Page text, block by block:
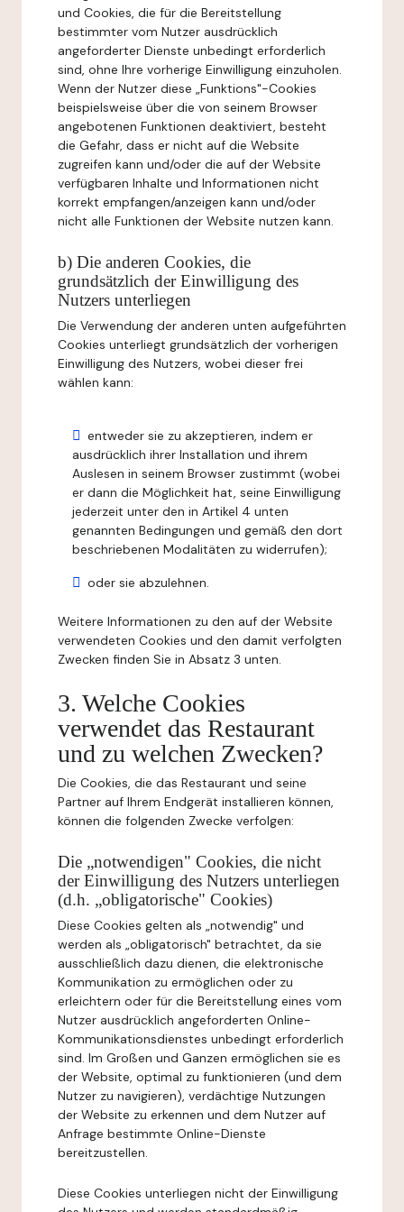
und Cookies, die für die Bereitstellung
bestimmter vom Nutzer ausdrücklich
angeforderter Dienste unbedingt erforderlich
sind, ohne Ihre vorherige Einwilligung einzuholen.
Wenn der Nutzer diese „Funktions"-Cookies
beispielsweise über die von seinem Browser
angebotenen Funktionen deaktiviert, besteht
die Gefahr, dass er nicht auf die Website
zugreifen kann und/oder die auf der Website
verfügbaren Inhalte und Informationen nicht
korrekt empfangen/anzeigen kann und/oder
nicht alle Funktionen der Website nutzen kann.
b) Die anderen Cookies, die
grundsätzlich der Einwilligung des
Nutzers unterliegen
Die Verwendung der anderen unten aufgeführten
Cookies unterliegt grundsätzlich der vorherigen
Einwilligung des Nutzers, wobei dieser frei
wählen kann:
entweder sie zu akzeptieren, indem er
ausdrücklich ihrer Installation und ihrem
Auslesen in seinem Browser zustimmt (wobei
er dann die Möglichkeit hat, seine Einwilligung
jederzeit unter den in Artikel 4 unten
genannten Bedingungen und gemäß den dort
beschriebenen Modalitäten zu widerrufen);
oder sie abzulehnen.
Weitere Informationen zu den auf der Website
verwendeten Cookies und den damit verfolgten
Zwecken finden Sie in Absatz 3 unten.
3. Welche Cookies
verwendet das Restaurant
und zu welchen Zwecken?
Die Cookies, die das Restaurant und seine
Partner auf Ihrem Endgerät installieren können,
können die folgenden Zwecke verfolgen:
Die „notwendigen" Cookies, die nicht
der Einwilligung des Nutzers unterliegen
(d.h. „obligatorische" Cookies)
Diese Cookies gelten als „notwendig" und
werden als „obligatorisch" betrachtet, da sie
ausschließlich dazu dienen, die elektronische
Kommunikation zu ermöglichen oder zu
erleichtern oder für die Bereitstellung eines vom
Nutzer ausdrücklich angeforderten Online-
Kommunikationsdienstes unbedingt erforderlich
sind. Im Großen und Ganzen ermöglichen sie es
der Website, optimal zu funktionieren (und dem
Nutzer zu navigieren), verdächtige Nutzungen
der Website zu erkennen und dem Nutzer auf
Anfrage bestimmte Online-Dienste
bereitzustellen.
Diese Cookies unterliegen nicht der Einwilligung